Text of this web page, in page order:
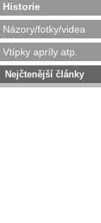
Historie
Názory/fotky/videa
Vtípky apríly atp.
Nejčtenější články